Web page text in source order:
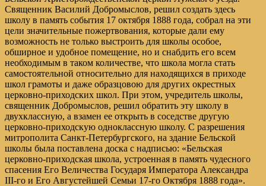
Священник Василий Добромыслов, решил создать здесь
школу в память события 17 октября 1888 года, собрал на эти
цели значительные пожертвования, которые дали ему
возможность не только выстроить для школы особое,
обширное и удобное помещение, но и снабдить его всем
необходимым в таком количестве, что школа могла стать
самостоятельной относительно для находящихся в приходе
школ грамоты и даже образцовою для других окрестных
церковно-приходских школ. При этом, учредитель школы,
священник Добромыслов, решил обратить эту школу в
двухклассную, а взамен ее открыть в соседстве другую
церковно-приходскую одноклассную школу. С разрешения
митрополита Санкт-Петербургского, на здание Бельской
школы была поставлена доска с надписью: «Бельская
церковно-приходская школа, устроенная в память чудесного
спасения Его Величества Государя Императора Александра
III-го и Его Августейшей Семьи 17-го Октября 1888 года».